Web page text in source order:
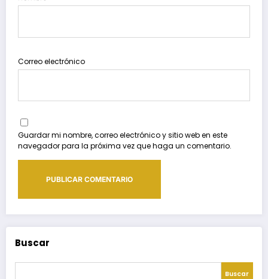
Correo electrónico
Guardar mi nombre, correo electrónico y sitio web en este
navegador para la próxima vez que haga un comentario.
Buscar
Buscar